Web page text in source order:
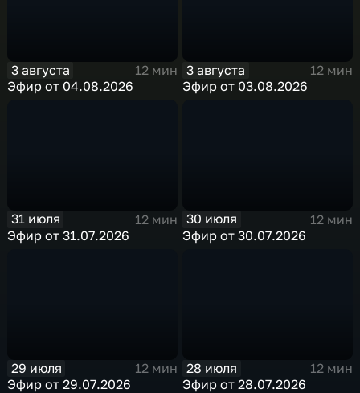
3 августа
12 мин
Эфир от 04.08.2026
3 августа
12 мин
Эфир от 03.08.2026
31 июля
12 мин
Эфир от 31.07.2026
30 июля
12 мин
Эфир от 30.07.2026
29 июля
12 мин
Эфир от 29.07.2026
28 июля
12 мин
Эфир от 28.07.2026